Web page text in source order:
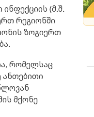
(მ.შ.
რეგიონში
ზოგიერთ
რომელსაც
ანთებითი
მქონე